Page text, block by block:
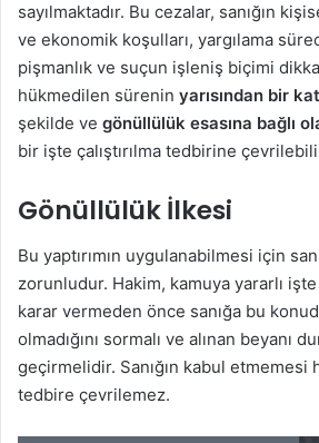
sayılmaktadır. Bu cezalar, sanığın
ve ekonomik koşulları, yargılama
pişmanlık ve suçun işleniş biçimi
hükmedilen sürenin yarısından bir
şekilde ve gönüllülük esasına bağlı
bir işte çalıştırılma tedbirine
Gönüllülük İlkesi
Bu yaptırımın uygulanabilmesi için
zorunludur. Hakim, kamuya yararlı
karar vermeden önce sanığa bu
olmadığını sormalı ve alınan beyanı
geçirmelidir. Sanığın kabul etmemesi
tedbire çevrilemez.